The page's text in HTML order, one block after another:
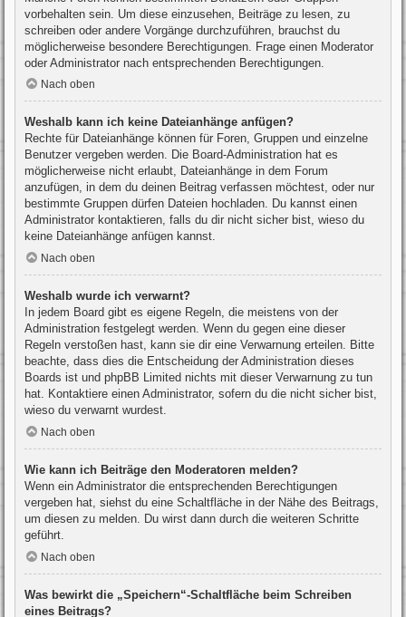
vorbehalten sein. Um diese einzusehen, Beiträge zu lesen, zu
schreiben oder andere Vorgänge durchzuführen, brauchst du
möglicherweise besondere Berechtigungen. Frage einen Moderator
oder Administrator nach entsprechenden Berechtigungen.
Nach oben
Weshalb kann ich keine Dateianhänge anfügen?
Rechte für Dateianhänge können für Foren, Gruppen und einzelne
Benutzer vergeben werden. Die Board-Administration hat es
möglicherweise nicht erlaubt, Dateianhänge in dem Forum
anzufügen, in dem du deinen Beitrag verfassen möchtest, oder nur
bestimmte Gruppen dürfen Dateien hochladen. Du kannst einen
Administrator kontaktieren, falls du dir nicht sicher bist, wieso du
keine Dateianhänge anfügen kannst.
Nach oben
Weshalb wurde ich verwarnt?
In jedem Board gibt es eigene Regeln, die meistens von der
Administration festgelegt werden. Wenn du gegen eine dieser
Regeln verstoßen hast, kann sie dir eine Verwarnung erteilen. Bitte
beachte, dass dies die Entscheidung der Administration dieses
Boards ist und phpBB Limited nichts mit dieser Verwarnung zu tun
hat. Kontaktiere einen Administrator, sofern du die nicht sicher bist,
wieso du verwarnt wurdest.
Nach oben
Wie kann ich Beiträge den Moderatoren melden?
Wenn ein Administrator die entsprechenden Berechtigungen
vergeben hat, siehst du eine Schaltfläche in der Nähe des Beitrags,
um diesen zu melden. Du wirst dann durch die weiteren Schritte
geführt.
Nach oben
Was bewirkt die „Speichern“-Schaltfläche beim Schreiben
eines Beitrags?